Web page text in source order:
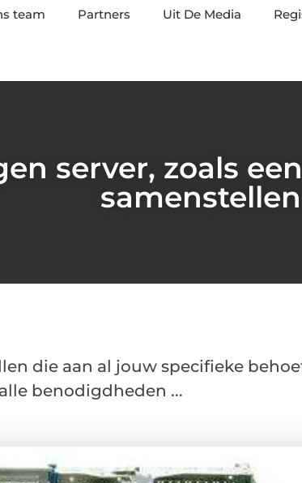
team Partners Uit De Media
server, zoals
samenstellen
die aan al jouw specifieke
benodigdheden ...